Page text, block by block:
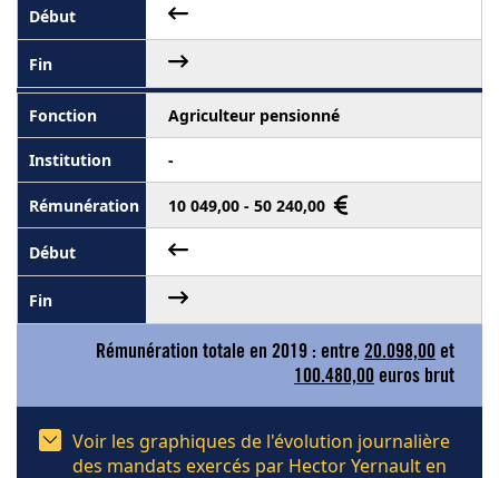
Agriculteur pensionné
-
10 049,00 - 50 240,00
Rémunération totale en 2019 : entre 20.098,00 et
100.480,00 euros brut
Voir les graphiques de l'évolution journalière
des mandats exercés par Hector Yernault en